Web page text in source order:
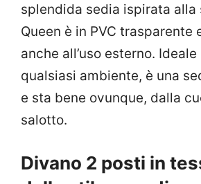
splendida sedia ispirata alla
Queen è in PVC trasparente
anche all’uso esterno.
qualsiasi ambiente, è una
e sta bene ovunque, dalla
salotto.
Divano 2 posti in